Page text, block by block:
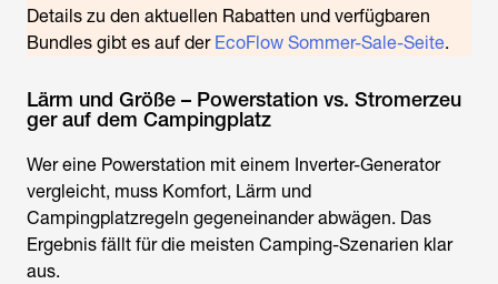
Details zu den aktuellen Rabatten und verfügbaren
Bundles gibt es auf der EcoFlow Sommer-Sale-Seite.
Lärm und Größe – Powerstation vs. Stromerzeu
ger auf dem Campingplatz
Wer eine Powerstation mit einem Inverter-Generator
vergleicht, muss Komfort, Lärm und
Campingplatzregeln gegeneinander abwägen. Das
Ergebnis fällt für die meisten Camping-Szenarien klar
aus.